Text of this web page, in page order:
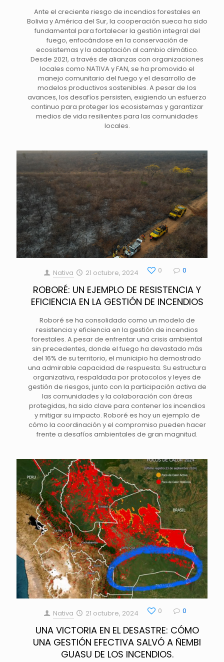
Ante el creciente riesgo de incendios forestales en
Bolivia y América del Sur, la cooperación sueca ha sido
fundamental para fortalecer la gestión integral del
fuego, enfocándose en la conservación de
ecosistemas y la adaptación al cambio climático.
Desde 2021, a través de alianzas con organizaciones
locales como NATIVA y FAN, se ha promovido el
manejo comunitario del fuego y el desarrollo de
modelos productivos sostenibles. A pesar de los
avances, los desafíos persisten, exigiendo un esfuerzo
continuo para proteger los ecosistemas y garantizar
medios de vida resilientes para las comunidades
locales.
Nativa 21 octubre, 2024 0 0
ROBORÉ: UN EJEMPLO DE RESISTENCIA Y
EFICIENCIA EN LA GESTIÓN DE INCENDIOS
Roboré se ha consolidado como un modelo de
resistencia y eficiencia en la gestión de incendios
forestales. A pesar de enfrentar una crisis ambiental
sin precedentes, donde el fuego ha devastado más
del 16% de su territorio, el municipio ha demostrado
una admirable capacidad de respuesta. Su estructura
organizativa, respaldada por protocolos y leyes de
gestión de riesgos, junto con la participación activa de
las comunidades y la colaboración con áreas
protegidas, ha sido clave para contener los incendios
y mitigar su impacto. Roboré es hoy un ejemplo de
cómo la coordinación y el compromiso pueden hacer
frente a desafíos ambientales de gran magnitud.
Nativa 21 octubre, 2024 0 0
UNA VICTORIA EN EL DESASTRE: CÓMO
UNA GESTIÓN EFECTIVA SALVÓ A ÑEMBI
GUASU DE LOS INCENDIOS.